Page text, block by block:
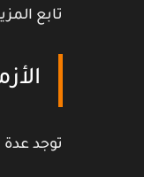
تابع
توجد عدة